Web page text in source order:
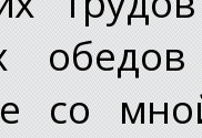
со